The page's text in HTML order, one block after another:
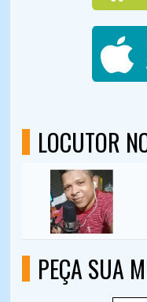
LOCUTOR
PEÇA SUA